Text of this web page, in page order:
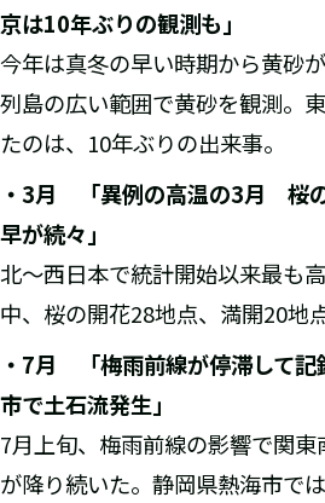
京は10年ぶりの観測も」
今年は真冬の早い時期から黄砂
列島の広い範囲で黄砂を観測。
たのは、10年ぶりの出来事。
・ 3月 「異例の高温の3月 桜
早が続々」
北～西日本で統計開始以来最も
中、桜の開花28地点、満開20地
・ 7月 「梅雨前線が停滞して
市で土石流発生」
7月上旬、梅雨前線の影響で関
が降り続いた。静岡県熱海市で